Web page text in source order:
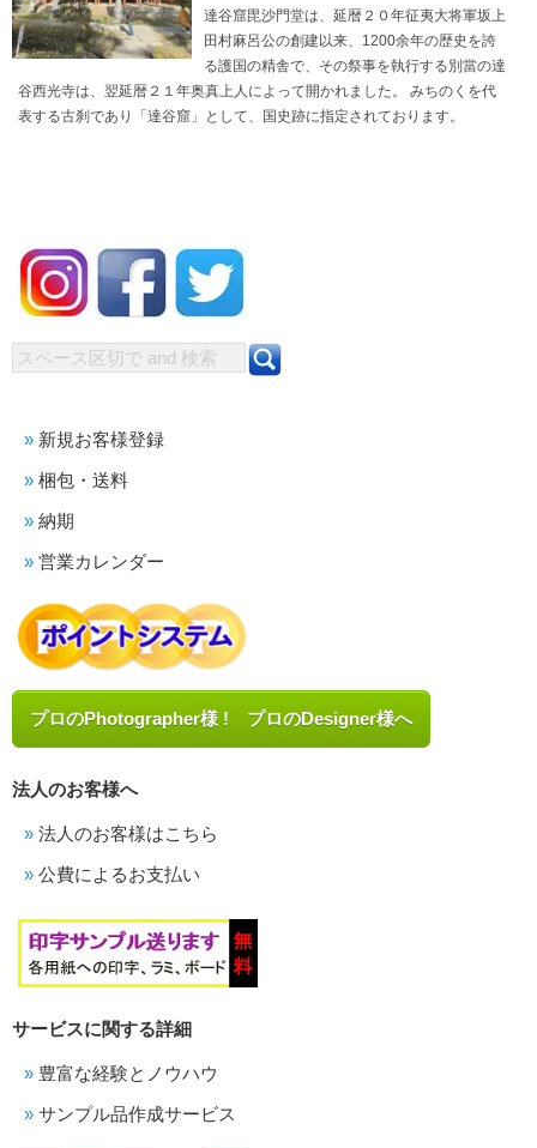
達谷窟毘沙門堂は、延暦２０年征夷大将軍坂上
田村麻呂公の創建以来、1200余年の歴史を誇
る護国の精舎で、その祭事を執行する別當の達
谷西光寺は、翌延暦２１年奥真上人によって開かれました。 みちのくを代
表する古刹であり「達谷窟」として、国史跡に指定されております。
新規お客様登録
梱包・送料
納期
営業カレンダー
プロのPhotographer様 ! プロのDesigner様へ
法人のお客様へ
法人のお客様はこちら
公費によるお支払い
サービスに関する詳細
豊富な経験とノウハウ
サンプル品作成サービス